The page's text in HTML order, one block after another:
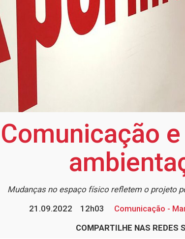
Mudanças no espaço físico refletem o projeto
21.09.2022
12h03
Comunicação -
COMPARTILHE NAS REDES